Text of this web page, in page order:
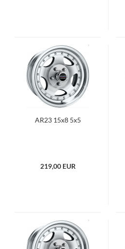
AR23 15x8 5x5
219,00 EUR